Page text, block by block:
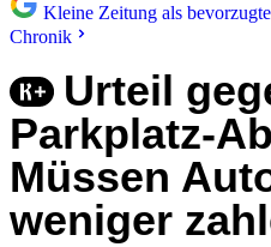
Kleine Zeitung als
Chronik
Urteil
Parkplatz-
Müssen
weniger